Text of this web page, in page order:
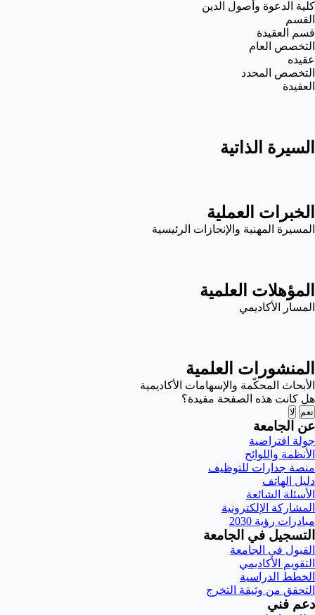
كلية الدعوة وأصول الدين
القسم
قسم العقيدة
التخصص العام
عقيده
التخصص المحدد
العقيدة
السيرة الذاتية
الخبرات العملية
المسيرة المهنية والإنجازات الرئيسية
المؤهلات العلمية
المسار الأكاديمي
المنشورات العلمية
الأبحاث المحكّمة والإسهامات الأكاديمية
هل كانت هذه الصفحة مفيدة؟
نعم لا
عن الجامعة
جولة افتراضية
الأنظمة واللوائح
منصة جدارات للتوظيف
دليل الهاتف
الأسئلة الشائعة
المشاركة الإلكترونية
مبادرات رؤية 2030
التسجيل في الجامعة
القبول في الجامعة
التقويم الأكاديمي
الخطط الدراسية
التحقق من وثيقة التخرج
دعم فني